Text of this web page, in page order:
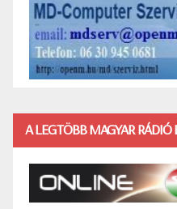
A LEGTÖBB MAGYAR RÁDIÓ